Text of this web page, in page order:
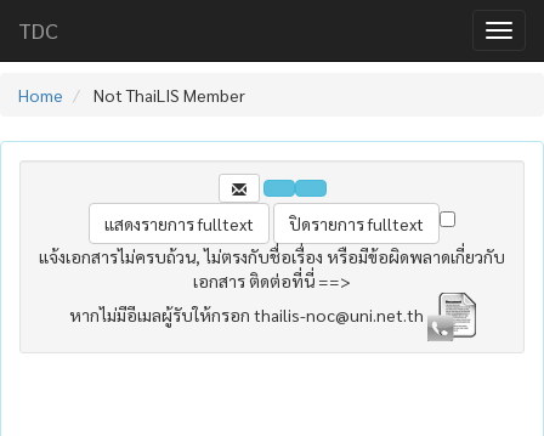
TDC
Home Not ThaiLIS Member
แจ้งเอกสารไม่ครบถ้วน, ไม่ตรงกับชื่อเรื่อง หรือมีข้อผิดพลาดเกี่ยวกับ
เอกสาร ติดต่อที่นี่ ==>
หากไม่มีอีเมลผู้รับให้กรอก thailis-noc@uni.net.th